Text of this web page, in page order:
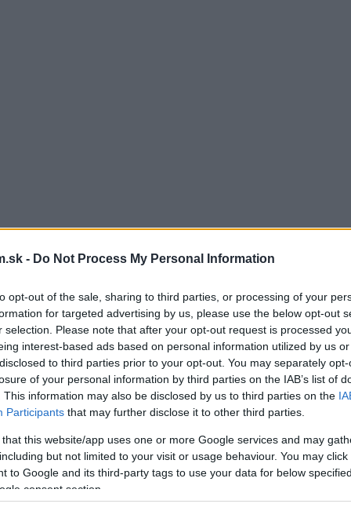
- Do Not Process My Personal Information
opt-out of the sale, sharing to third parties, or processing of your
for targeted advertising by us, please use the below opt-out
selection. Please note that after your opt-out request is processed
interest-based ads based on personal information utilized by us
to third parties prior to your opt-out. You may separately
of your personal information by third parties on the IAB’s list of
This information may also be disclosed by us to third parties on the
Participants that may further disclose it to other third parties.
that this website/app uses one or more Google services and may
but not limited to your visit or usage behaviour. You may
to Google and its third-party tags to use your data for below
consent section.